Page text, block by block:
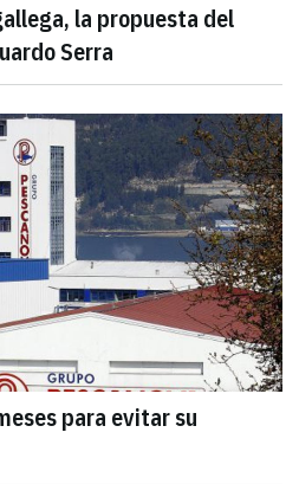
la propuesta del
Serra
para evitar su